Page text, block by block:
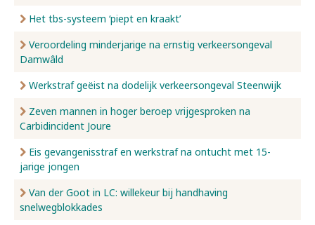
Het tbs-systeem ‘piept en kraakt’
Veroordeling minderjarige na ernstig verkeersongeval
Damwâld
Werkstraf geëist na dodelijk verkeersongeval Steenwijk
Zeven mannen in hoger beroep vrijgesproken na
Carbidincident Joure
Eis gevangenisstraf en werkstraf na ontucht met 15-
jarige jongen
Van der Goot in LC: willekeur bij handhaving
snelwegblokkades